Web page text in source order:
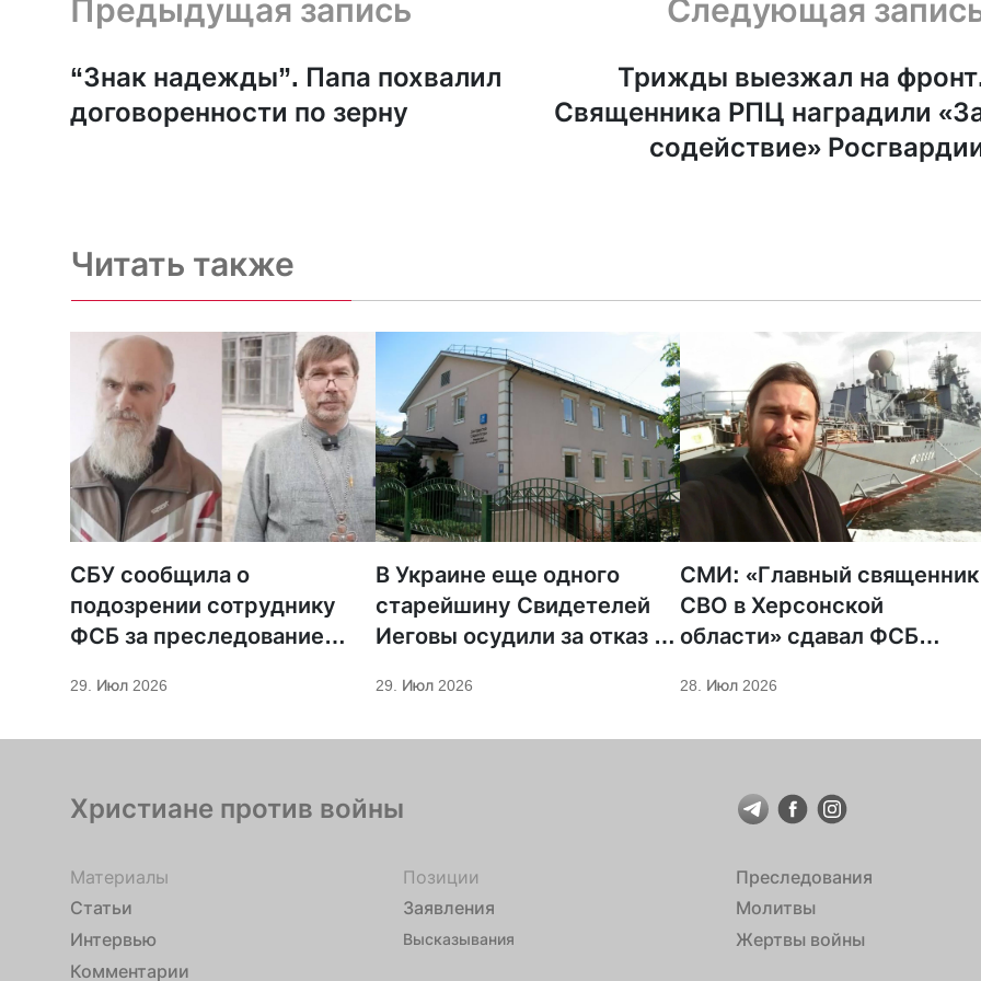
Предыдущая запись
“Знак надежды”. Папа похвалил
договоренности по зерну
Следующая
Трижды выезжал на
Священника РПЦ наградили
содействие»
Читать также
СБУ сообщила о
подозрении сотруднику
ФСБ за преследование
29. Июл 2026
В Украине еще одного
старейшину Свидетелей
Иеговы осудили за отказ от
29. Июл 2026
СМИ: «Главный священник
СВО в Херсонской
области» сдавал ФСБ
священников
28. Июл 2026
Христиане против войны
Материалы
Статьи
Интервью
Комментарии
Позиции
Заявления
Высказывания
Преследования
Молитвы
Жертвы войны